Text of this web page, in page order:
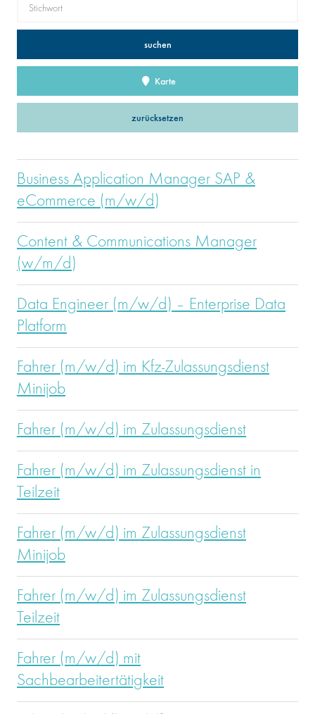
zurücksetzen
Karte
suchen
Business Application Manager SAP &
eCommerce (m/w/d)
Content & Communications Manager
(w/m/d)
Data Engineer (m/w/d) – Enterprise Data
Platform
Fahrer (m/w/d) im Kfz-Zulassungsdienst
Minijob
Fahrer (m/w/d) im Zulassungsdienst
Fahrer (m/w/d) im Zulassungsdienst in
Teilzeit
Fahrer (m/w/d) im Zulassungsdienst
Minijob
Fahrer (m/w/d) im Zulassungsdienst
Teilzeit
Fahrer (m/w/d) mit
Sachbearbeitertätigkeit